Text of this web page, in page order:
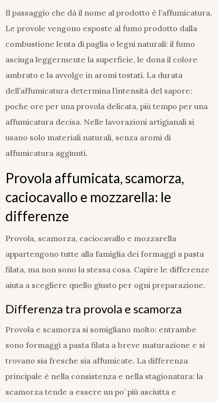
Il passaggio che dà il nome al prodotto è l’affumicatura.
Le provole vengono esposte al fumo prodotto dalla
combustione lenta di paglia o legni naturali: il fumo
asciuga leggermente la superficie, le dona il colore
ambrato e la avvolge in aromi tostati. La durata
dell’affumicatura determina l’intensità del sapore:
poche ore per una provola delicata, più tempo per una
affumicatura decisa. Nelle lavorazioni artigianali si
usano solo materiali naturali, senza aromi di
affumicatura aggiunti.
Provola affumicata, scamorza,
caciocavallo e mozzarella: le
differenze
Provola, scamorza, caciocavallo e mozzarella
appartengono tutte alla famiglia dei formaggi a pasta
filata, ma non sono la stessa cosa. Capire le differenze
aiuta a scegliere quello giusto per ogni preparazione.
Differenza tra provola e scamorza
Provola e scamorza si somigliano molto: entrambe
sono formaggi a pasta filata a breve maturazione e si
trovano sia fresche sia affumicate. La differenza
principale è nella consistenza e nella stagionatura: la
scamorza tende a essere un po’ più asciutta e